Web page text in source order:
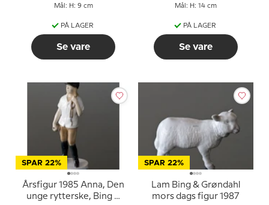
Mål: H: 9 cm
PÅ LAGER
Se vare
Mål: H: 14 cm
PÅ LAGER
Se vare
SPAR 22%
Årsfigur 1985 Anna, Den
unge rytterske, Bing &
SPAR 22%
Lam Bing & Grøndahl
mors dags figur 1987